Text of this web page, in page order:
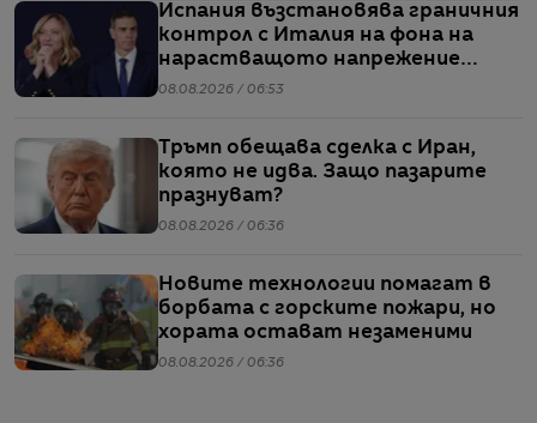
Испания възстановява граничния
контрол с Италия на фона на
нарастващото напрежение
заради мигрантите
08.08.2026 / 06:53
Тръмп обещава сделка с Иран,
която не идва. Защо пазарите
празнуват?
08.08.2026 / 06:36
Новите технологии помагат в
борбата с горските пожари, но
хората остават незаменими
08.08.2026 / 06:36